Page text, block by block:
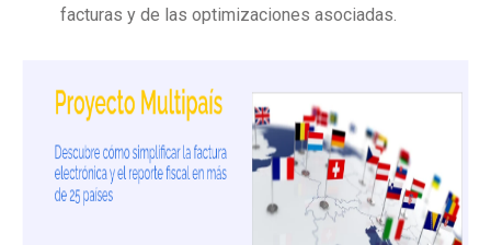
facturas y de las optimizaciones asociadas.